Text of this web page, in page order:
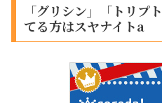
「グリシン」「トリプ
てる方はスヤナイトa